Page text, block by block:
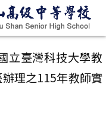
立臺灣科技大學教
理之115年教師實